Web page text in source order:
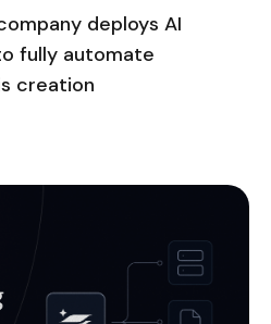
deploys AI
fully automate
creation